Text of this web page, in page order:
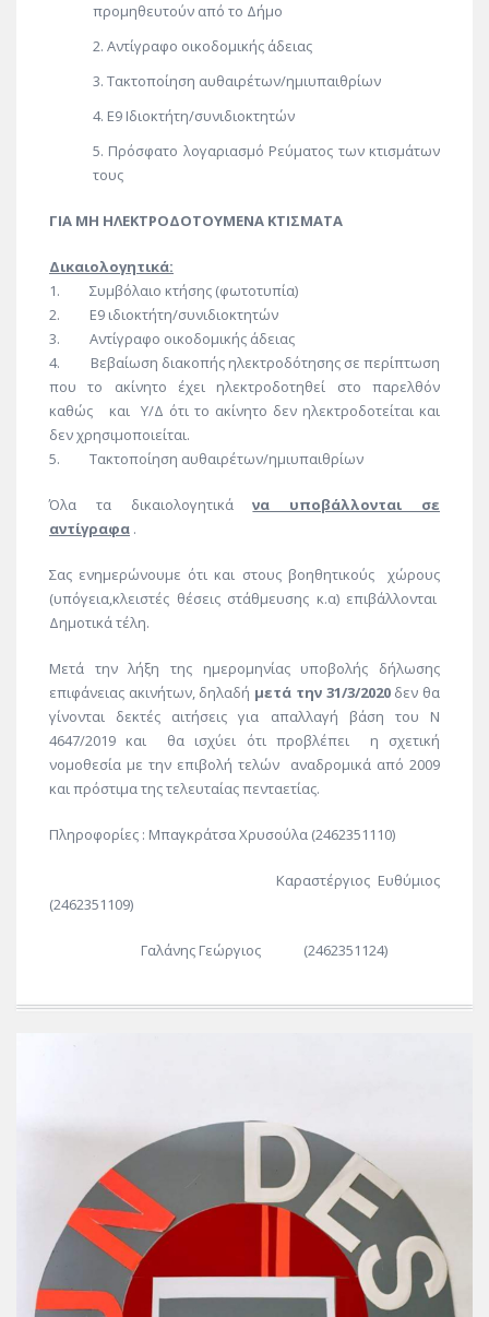
προμηθευτούν από το Δήμο
Αντίγραφο οικοδομικής άδειας
Τακτοποίηση αυθαιρέτων/ημιυπαιθρίων
Ε9 Ιδιοκτήτη/συνιδιοκτητών
Πρόσφατο λογαριασμό Ρεύματος των κτισμάτων
τους
ΓΙΑ ΜΗ ΗΛΕΚΤΡΟΔΟΤΟΥΜΕΝΑ ΚΤΙΣΜΑΤΑ
Δικαιολογητικά:
1. Συμβόλαιο κτήσης (φωτοτυπία)
2. Ε9 ιδιοκτήτη/συνιδιοκτητών
3. Αντίγραφο οικοδομικής άδειας
4. Βεβαίωση διακοπής ηλεκτροδότησης σε περίπτωση
που το ακίνητο έχει ηλεκτροδοτηθεί στο παρελθόν
καθώς και Υ/Δ ότι το ακίνητο δεν ηλεκτροδοτείται και
δεν χρησιμοποιείται.
5. Τακτοποίηση αυθαιρέτων/ημιυπαιθρίων
Όλα τα δικαιολογητικάνα υποβάλλονται σε
αντίγραφα .
Σας ενημερώνουμε ότι και στους βοηθητικούς χώρους
(υπόγεια,κλειστές θέσεις στάθμευσης κ.α) επιβάλλονται
Δημοτικά τέλη.
Μετά την λήξη της ημερομηνίας υποβολής δήλωσης
επιφάνειας ακινήτων, δηλαδή μετά την 31/3/2020δεν θα
γίνονται δεκτές αιτήσεις για απαλλαγή βάση του Ν
4647/2019 και θα ισχύει ότι προβλέπει η σχετική
νομοθεσία με την επιβολή τελών αναδρομικά από 2009
και πρόστιμα της τελευταίας πενταετίας.
Πληροφορίες : Μπαγκράτσα Χρυσούλα (2462351110)
Καραστέργιος Ευθύμιος
(2462351109)
Γαλάνης Γεώργιος (2462351124)